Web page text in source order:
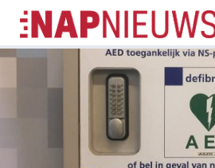
Skip
naar
inhoud